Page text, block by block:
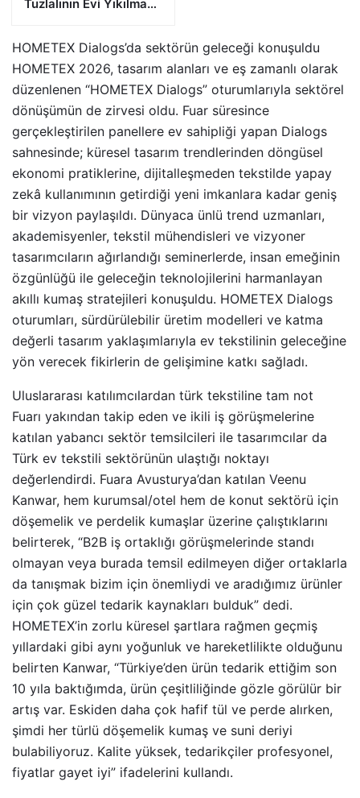
Tuzlalının Evi Yıkılma
HOMETEX Dialogs’da sektörün geleceği konuşuldu
HOMETEX 2026, tasarım alanları ve eş zamanlı olarak
düzenlenen “HOMETEX Dialogs” oturumlarıyla sektörel
dönüşümün de zirvesi oldu. Fuar süresince
gerçekleştirilen panellere ev sahipliği yapan Dialogs
sahnesinde; küresel tasarım trendlerinden döngüsel
ekonomi pratiklerine, dijitalleşmeden tekstilde yapay
zekâ kullanımının getirdiği yeni imkanlara kadar geniş
bir vizyon paylaşıldı. Dünyaca ünlü trend uzmanları,
akademisyenler, tekstil mühendisleri ve vizyoner
tasarımcıların ağırlandığı seminerlerde, insan emeğinin
özgünlüğü ile geleceğin teknolojilerini harmanlayan
akıllı kumaş stratejileri konuşuldu. HOMETEX Dialogs
oturumları, sürdürülebilir üretim modelleri ve katma
değerli tasarım yaklaşımlarıyla ev tekstilinin geleceğine
yön verecek fikirlerin de gelişimine katkı sağladı.
Uluslararası katılımcılardan türk tekstiline tam not
Fuarı yakından takip eden ve ikili iş görüşmelerine
katılan yabancı sektör temsilcileri ile tasarımcılar da
Türk ev tekstili sektörünün ulaştığı noktayı
değerlendirdi. Fuara Avusturya’dan katılan Veenu
Kanwar, hem kurumsal/otel hem de konut sektörü için
döşemelik ve perdelik kumaşlar üzerine çalıştıklarını
belirterek, “B2B iş ortaklığı görüşmelerinde standı
olmayan veya burada temsil edilmeyen diğer ortaklarla
da tanışmak bizim için önemliydi ve aradığımız ürünler
için çok güzel tedarik kaynakları bulduk” dedi.
HOMETEX’in zorlu küresel şartlara rağmen geçmiş
yıllardaki gibi aynı yoğunluk ve hareketlilikte olduğunu
belirten Kanwar, “Türkiye’den ürün tedarik ettiğim son
10 yıla baktığımda, ürün çeşitliliğinde gözle görülür bir
artış var. Eskiden daha çok hafif tül ve perde alırken,
şimdi her türlü döşemelik kumaş ve suni deriyi
bulabiliyoruz. Kalite yüksek, tedarikçiler profesyonel,
fiyatlar gayet iyi” ifadelerini kullandı.